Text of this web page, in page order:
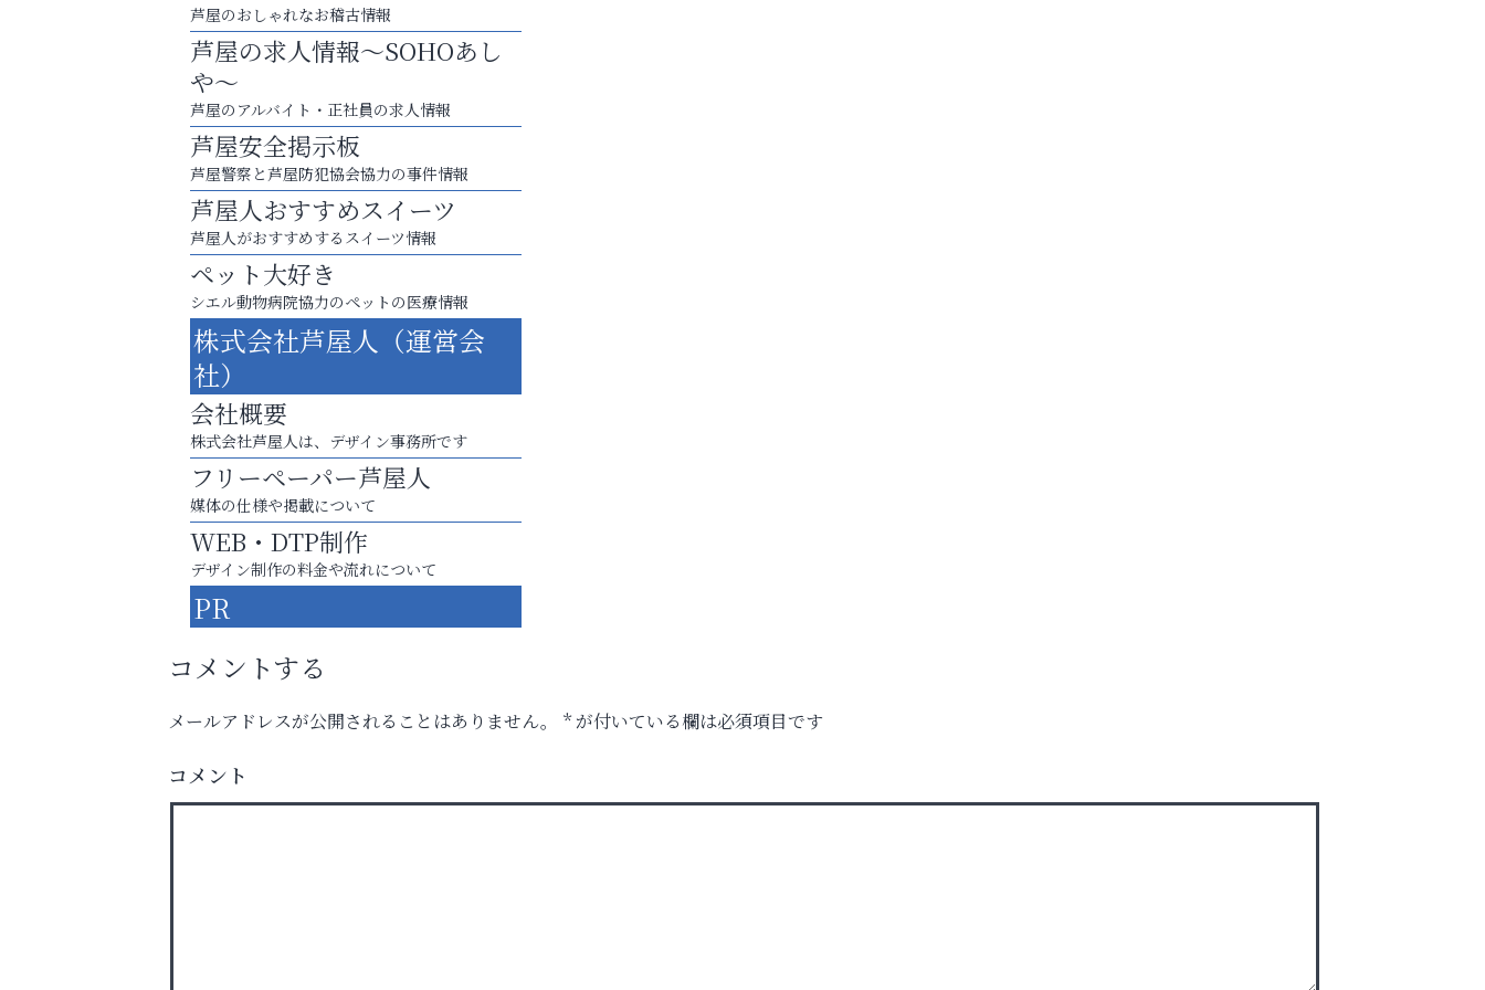
あなたらしく奏でる、音楽の時間
アクイール芦屋店
洋服お売りください！ 買取サービスは
阪神相続相談協会
芦屋のおしゃれなお稽古情報
芦屋の求人情報～SOHOあし
や～
芦屋のアルバイト・正社員の求人情報
芦屋安全掲示板
芦屋警察と芦屋防犯協会協力の事件情報
芦屋人おすすめスイーツ
芦屋人がおすすめするスイーツ情報
ペット大好き
シエル動物病院協力のペットの医療情報
株式会社芦屋人（運営会
社）
会社概要
株式会社芦屋人は、デザイン事務所です
フリーペーパー芦屋人
媒体の仕様や掲載について
WEB・DTP制作
デザイン制作の料金や流れについて
PR
コメントする
メールアドレスが公開されることはありません。 *が付いている欄は必須項目です
コメント